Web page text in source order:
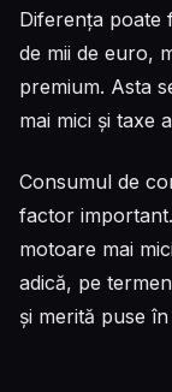
Diferența poate
de mii de euro,
premium. Asta
mai mici și taxe
Consumul de
factor
motoare mai
adică, pe
și merită puse